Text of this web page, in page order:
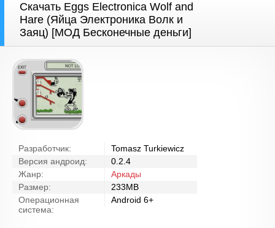
Скачать Eggs Electronica Wolf and
Hare (Яйца Электроника Волк и
Заяц) [МОД Бесконечные деньги]
Разработчик:
Tomasz Turkiewicz
Версия андроид:
0.2.4
Жанр:
Аркады
Размер:
233MB
Операционная
система:
Android 6+